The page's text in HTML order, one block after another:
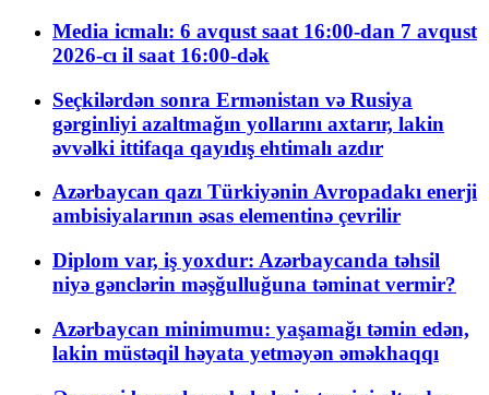
Media icmalı: 6 avqust saat 16:00-dan 7 avqust
2026-cı il saat 16:00-dək
Seçkilərdən sonra Ermənistan və Rusiya
gərginliyi azaltmağın yollarını axtarır, lakin
əvvəlki ittifaqa qayıdış ehtimalı azdır
Azərbaycan qazı Türkiyənin Avropadakı enerji
ambisiyalarının əsas elementinə çevrilir
Diplom var, iş yoxdur: Azərbaycanda təhsil
niyə gənclərin məşğulluğuna təminat vermir?
Azərbaycan minimumu: yaşamağı təmin edən,
lakin müstəqil həyata yetməyən əməkhaqqı